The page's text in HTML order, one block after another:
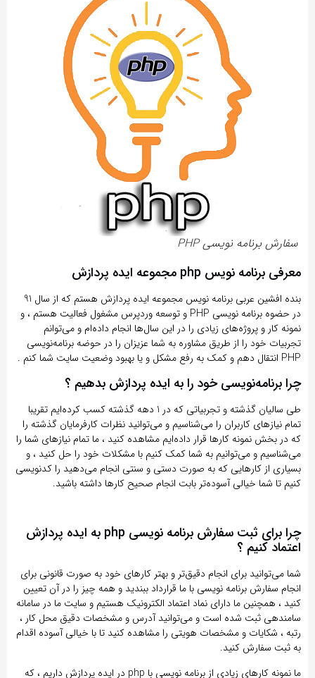
سفارش برنامه نویسی PHP
معرفی برنامه نویس php مجموعه ایده پردازش
بنده افشین عربی برنامه نویس مجموعه ایده پردازش هستم که از سال 91
در حضوه برنامه نویسی PHP و توسعه وردپرس مشغول فعالیت هستم ، و
نمونه کار و پروژه‌های زیادی را در این سال‌ها انجام داده‌ام و می‌توانم
تجربیات خود را از طریق مشاوره به شما عزیزان را در حوضه برنامه‌نویسی
PHP انتقال دهم و کمک به رفع مشکل و یا بهبود وضعیت سایت شما کنم .
چرا برنامه‌نویسی خود را به ایده پردازش بدهیم ؟
طی سالیان گذشته و تجربیاتی که در 1 دهه گذشته کسب کرده‌ایم تقریبا
تمام نیاز‌های کاربران را می‌شناسیم و می‌توانید نظرات کارفرمایان گذشته را
که در بخش نمونه کار‌ها قرار داده‌ایم مشاهده کنید ، ما تمام نیاز‌های شما را
می‌شناسیم و می‌توانیم به شما کمک کنیم با مشکلات خود را حل کنید ، و
بسیاری از کارهایی که به صورت دستی و سنتی انجام می‌دهید را کدنویسی
کنیم تا شما خیالی آسوده‌تر بابت انجام صحیح کار‌ها داشته باشید.
چرا برای ثبت سفارش برنامه نویسی php به ایده پردازش
اعتماد کنیم ؟
شما می‌توانید برای انجام دقیق‌تر و بهتر کار‌های خود به صورت قانونی برای
انجام سفارش برنامه نویسی با ما قرارداد ببندید و همه چیز را در آن تعیین
کنید ، همچنین ما دارای نماد اعتماد الکترونیک هستیم و سایت ما در سامانه
سامندهی ثبت شده است و می‌توانید آدرس و مشخصات دقیق محل کار ،
رتبه ، شکایات و مشخصات هویتی را مشاهده کنید تا با خیالی آسوده اقدام
به ثبت سفارش کنید.
ما نمونه کارهای زیادی از برنامه نویسی با php در ایده پردازش داریم ، که